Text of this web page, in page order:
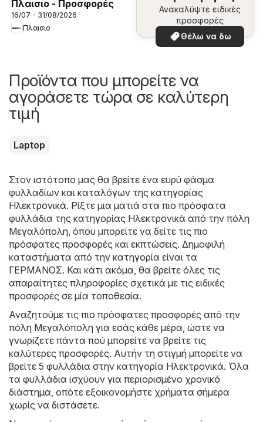
Πλαισιο - Προσφορές
16/07 - 31/08/2026
Πλαισιο
Ανακαλύψτε ειδικές
προσφορές
Θέλω να δω
Προϊόντα που μπορείτε να
αγοράσετε τώρα σε καλύτερη
τιμή
Laptop
Στον ιστότοπο μας θα βρείτε ένα ευρύ φάσμα
φυλλαδίων και καταλόγων της κατηγορίας
Hλεκτρονικά. Ρίξτε μια ματιά στα πιο πρόσφατα
φυλλάδια της κατηγορίας Hλεκτρονικά από την πόλη
Μεγαλόπολη, όπου μπορείτε να δείτε τις πιο
πρόσφατες προσφορές και εκπτώσεις. Δημοφιλή
καταστήματα από την κατηγορία είναι τα
ΓΕΡΜΑΝΟΣ. Και κάτι ακόμα, θα βρείτε όλες τις
απαραίτητες πληροφορίες σχετικά με τις ειδικές
προσφορές σε μία τοποθεσία.
Αναζητούμε τις πιο πρόσφατες προσφορές από την
πόλη Μεγαλόπολη για εσάς κάθε μέρα, ώστε να
γνωρίζετε πάντα πού μπορείτε να βρείτε τις
καλύτερες προσφορές. Αυτήν τη στιγμή μπορείτε να
βρείτε 5 φυλλάδια στην κατηγορία Hλεκτρονικά. Όλα
τα φυλλάδια ισχύουν για περιορισμένο χρονικό
διάστημα, οπότε εξοικονομήστε χρήματα σήμερα
χωρίς να διστάσετε.